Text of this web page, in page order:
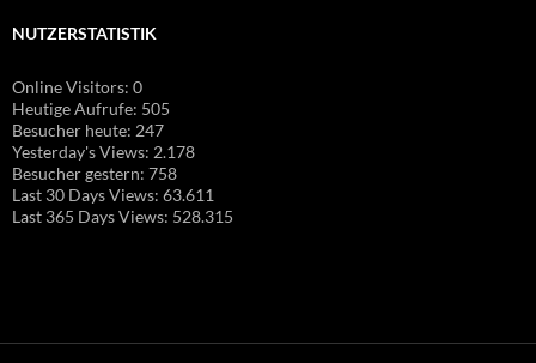
NUTZERSTATISTIK
Online Visitors: 0
Heutige Aufrufe: 505
Besucher heute: 247
Yesterday's Views: 2.178
Besucher gestern: 758
Last 30 Days Views: 63.611
Last 365 Days Views: 528.315